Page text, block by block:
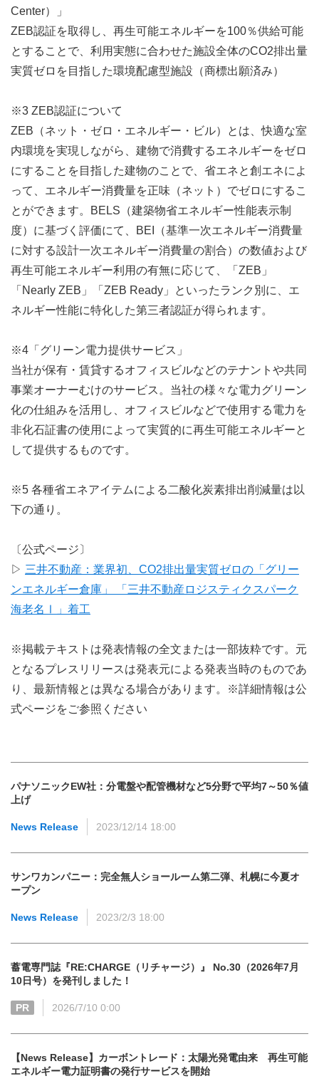
Center）」
ZEB認証を取得し、再生可能エネルギーを100％供給可能
とすることで、利用実態に合わせた施設全体のCO2排出量
実質ゼロを目指した環境配慮型施設（商標出願済み）
※3 ZEB認証について
ZEB（ネット・ゼロ・エネルギー・ビル）とは、快適な室
内環境を実現しながら、建物で消費するエネルギーをゼロ
にすることを目指した建物のことで、省エネと創エネによ
って、エネルギー消費量を正味（ネット）でゼロにするこ
とができます。BELS（建築物省エネルギー性能表示制
度）に基づく評価にて、BEI（基準一次エネルギー消費量
に対する設計一次エネルギー消費量の割合）の数値および
再生可能エネルギー利用の有無に応じて、「ZEB」
「Nearly ZEB」「ZEB Ready」といったランク別に、エ
ネルギー性能に特化した第三者認証が得られます。
※4「グリーン電力提供サービス」
当社が保有・賃貸するオフィスビルなどのテナントや共同
事業オーナーむけのサービス。当社の様々な電力グリーン
化の仕組みを活用し、オフィスビルなどで使用する電力を
非化石証書の使用によって実質的に再生可能エネルギーと
して提供するものです。
※5 各種省エネアイテムによる二酸化炭素排出削減量は以
下の通り。
〔公式ページ〕
▷ 三井不動産：業界初、CO2排出量実質ゼロの「グリー
ンエネルギー倉庫」 「三井不動産ロジスティクスパーク
海老名Ⅰ」着工
※掲載テキストは発表情報の全文または一部抜粋です。元
となるプレスリリースは発表元による発表当時のものであ
り、最新情報とは異なる場合があります。※詳細情報は公
式ページをご参照ください
パナソニックEW社：分電盤や配管機材など5分野で平均7～50％値
上げ
News Release 2023/12/14 18:00
サンワカンパニー：完全無人ショールーム第二弾、札幌に今夏オ
ープン
News Release 2023/2/3 18:00
蓄電専門誌『RE:CHARGE（リチャージ）』 No.30（2026年7月
10日号）を発刊しました！
PR 2026/7/10 0:00
【News Release】カーボントレード：太陽光発電由来 再生可能
エネルギー電力証明書の発行サービスを開始